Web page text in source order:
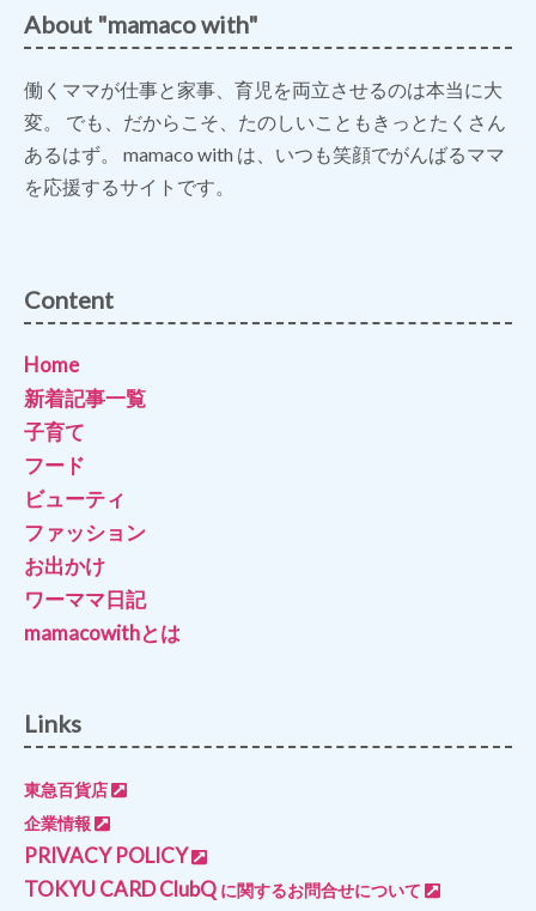
About "mamaco with"
働くママが仕事と家事、育児を両立させるのは本当に大
変。 でも、だからこそ、たのしいこともきっとたくさん
あるはず。 mamaco with は、いつも笑顔でがんばるママ
を応援するサイトです。
Content
Home
新着記事一覧
子育て
フード
ビューティ
ファッション
お出かけ
ワーママ日記
mamacowithとは
Links
東急百貨店
企業情報
PRIVACY POLICY
TOKYU CARD ClubQ に関するお問合せについて